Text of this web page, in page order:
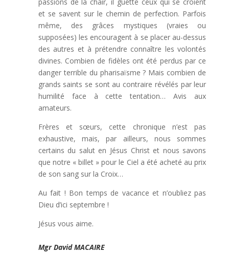
et se savent sur le chemin de perfection. Parfois
même, des grâces mystiques (vraies ou
supposées) les encouragent à se placer au-dessus
des autres et à prétendre connaître les volontés
divines. Combien de fidèles ont été perdus par ce
danger terrible du pharisaïsme ? Mais combien de
grands saints se sont au contraire révélés par leur
humilité face à cette tentation… Avis aux
amateurs.
Frères et sœurs, cette chronique n’est pas
exhaustive, mais, par ailleurs, nous sommes
certains du salut en Jésus Christ et nous savons
que notre « billet » pour le Ciel a été acheté au prix
de son sang sur la Croix…
Au fait ! Bon temps de vacance et n’oubliez pas
Dieu d’ici septembre !
Jésus vous aime.
Mgr David MACAIRE